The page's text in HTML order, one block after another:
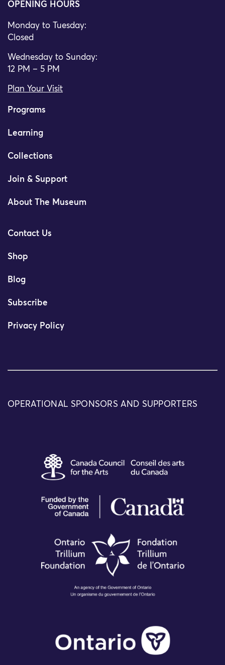
OPENING HOURS
Monday to Tuesday:
Closed
Wednesday to Sunday:
12 PM – 5 PM
Plan Your Visit
Programs
Learning
Collections
Join & Support
About The Museum
Contact Us
Shop
Blog
Subscribe
Privacy Policy
OPERATIONAL SPONSORS AND SUPPORTERS